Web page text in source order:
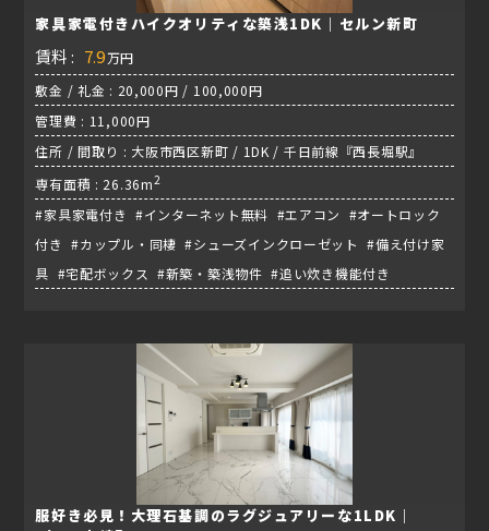
家具家電付きハイクオリティな築浅1DK｜セルン新町
賃料 : 7.9万円
敷金 / 礼金 : 20,000円 / 100,000円
管理費 : 11,000円
住所 / 間取り : 大阪市西区新町 / 1DK / 千日前線『西長堀駅』
専有面積 : 26.36m2
#家具家電付き #インターネット無料 #エアコン #オートロック
付き #カップル・同棲 #シューズインクローゼット #備え付け家
具 #宅配ボックス #新築・築浅物件 #追い炊き機能付き
服好き必見！大理石基調のラグジュアリーな1LDK｜